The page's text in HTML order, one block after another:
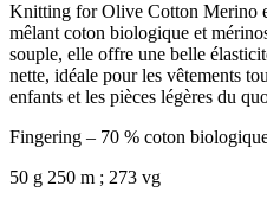
Knitting for Olive Cotton Merino
mêlant coton biologique et
souple, elle offre une belle
nette, idéale pour les vêtements
enfants et les pièces légères du
Fingering – 70 % coton
50 g 250 m ; 273 vg